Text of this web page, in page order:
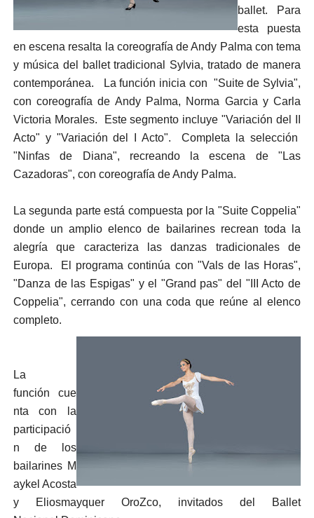
ballet. Para
esta puesta
en escena resalta la coreografía de Andy Palma con tema
y música del ballet tradicional Sylvia, tratado de manera
contemporánea. La función inicia con "Suite de Sylvia",
con coreografía de Andy Palma, Norma Garcia y Carla
Victoria Morales. Este segmento incluye "Variación del II
Acto" y "Variación del I Acto". Completa la selección
"Ninfas de Diana", recreando la escena de "Las
Cazadoras", con coreografía de Andy Palma.
La segunda parte está compuesta por la "Suite Coppelia"
donde un amplio elenco de bailarines recrean toda la
alegría que caracteriza las danzas tradicionales de
Europa. El programa continúa con "Vals de las Horas",
"Danza de las Espigas" y el "Grand pas" del "III Acto de
Coppelia", cerrando con una coda que reúne al elenco
completo.
La
función cue
nta con la
participació
n de los
bailarines M
aykel Acosta
y Eliosmayquer OroZco, invitados del Ballet